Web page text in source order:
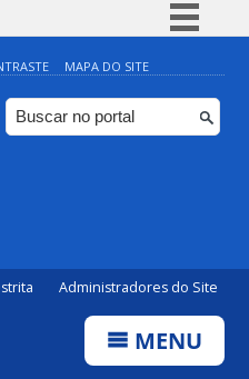
Simplifique!
Comunica BR
Participe
MAPA DO SITE
Administradores do Site
MENU